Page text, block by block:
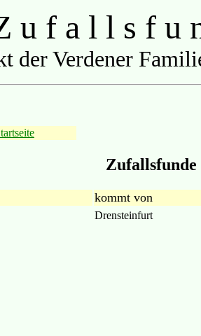
u f a l l s f u
der Verdener
Zufallsfunde
kommt von
Drensteinfurt